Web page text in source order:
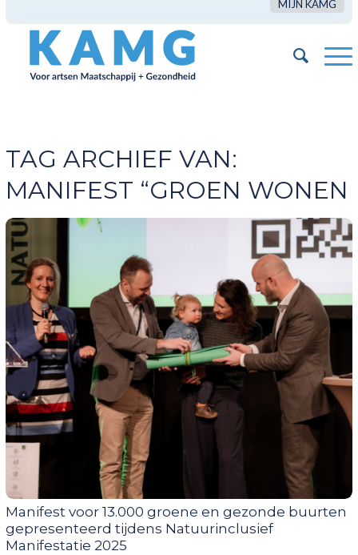
MIJN KAMG
TAG ARCHIEF VAN:
MANIFEST “GROEN WONEN
Manifest voor 13.000 groene en gezonde buurten
gepresenteerd tijdens Natuurinclusief
Manifestatie 2025